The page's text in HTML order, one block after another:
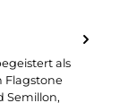
als
Flagstone
Semillon,